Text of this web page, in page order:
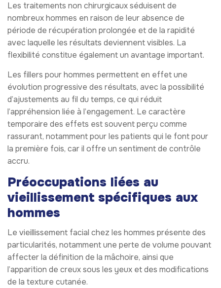
Les traitements non chirurgicaux séduisent de
nombreux hommes en raison de leur absence de
période de récupération prolongée et de la rapidité
avec laquelle les résultats deviennent visibles. La
flexibilité constitue également un avantage important.
Les fillers pour hommes permettent en effet une
évolution progressive des résultats, avec la possibilité
d’ajustements au fil du temps, ce qui réduit
l’appréhension liée à l’engagement. Le caractère
temporaire des effets est souvent perçu comme
rassurant, notamment pour les patients qui le font pour
la première fois, car il offre un sentiment de contrôle
accru.
Préoccupations liées au
vieillissement spécifiques aux
hommes
Le vieillissement facial chez les hommes présente des
particularités, notamment une perte de volume pouvant
affecter la définition de la mâchoire, ainsi que
l’apparition de creux sous les yeux et des modifications
de la texture cutanée.